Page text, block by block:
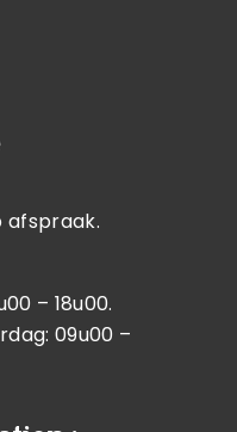
afspraak.
– 18u00.
09u00 –